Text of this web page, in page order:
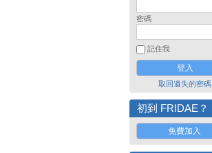
密碼
記住我
取回遺失的密碼
初到 FRIDAE？
免費加入